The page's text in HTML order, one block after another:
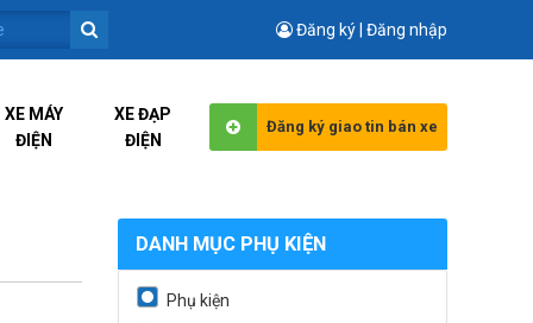
Đăng ký | Đăng nhập
XE MÁY
ĐIỆN
XE ĐẠP
ĐIỆN
Đăng ký giao tin bán xe
DANH MỤC PHỤ KIỆN
Phụ kiện